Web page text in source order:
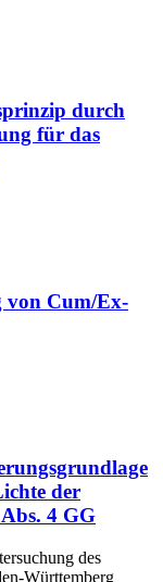
durch
für das
von Cum/Ex-
der
4 GG
des
Württemberg